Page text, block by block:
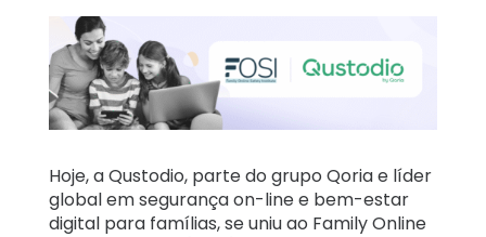
Downloads
Preços
família
Hoje, a Qustodio, parte do grupo Qoria e líder
global em segurança on-line e bem-estar
digital para famílias, se uniu ao Family Online